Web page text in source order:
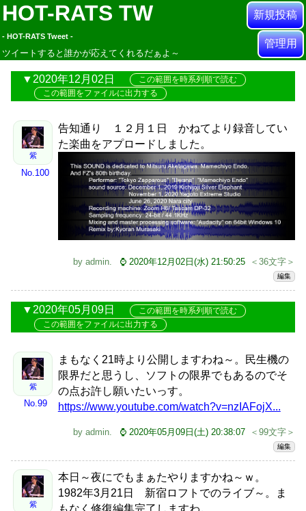
HOT-RATS TW
- HOT-RATS Tweet -
ツイートすると誰かが応えてくれるだぁよ～
新規投稿
管理用
2020年12月02日
この範囲を時系列順で読む
この範囲をファイルに出力する
紫
No.100
告知通り １２月１日 かねてより録音してい
た楽曲をアプロードしました。
by admin. ⌚ 2020年12月02日(水) 21:50:25 ＜36文字＞
編集
2020年05月09日
この範囲を時系列順で読む
この範囲をファイルに出力する
紫
No.99
まもなく21時より公開しますわね～。民生機の
限界だと思うし、ソフトの限界でもあるのでそ
の点お許し願いたいっす。
https://www.youtube.com/watch?v=nzIAFojX...
by admin. ⌚ 2020年05月09日(土) 20:38:07 ＜99文字＞
編集
紫
本日～夜にでもまぁたやりますかね～ｗ。
1982年3月21日 新宿ロフトでのライブ～。ま
もなく修復編集完了しますわ。